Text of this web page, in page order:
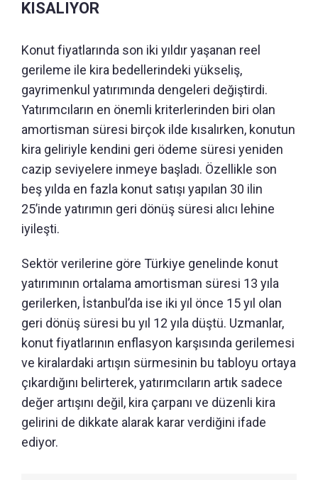
KISALIYOR
Konut fiyatlarında son iki yıldır yaşanan reel
gerileme ile kira bedellerindeki yükseliş,
gayrimenkul yatırımında dengeleri değiştirdi.
Yatırımcıların en önemli kriterlerinden biri olan
amortisman süresi birçok ilde kısalırken, konutun
kira geliriyle kendini geri ödeme süresi yeniden
cazip seviyelere inmeye başladı. Özellikle son
beş yılda en fazla konut satışı yapılan 30 ilin
25’inde yatırımın geri dönüş süresi alıcı lehine
iyileşti.
Sektör verilerine göre Türkiye genelinde konut
yatırımının ortalama amortisman süresi 13 yıla
gerilerken, İstanbul’da ise iki yıl önce 15 yıl olan
geri dönüş süresi bu yıl 12 yıla düştü. Uzmanlar,
konut fiyatlarının enflasyon karşısında gerilemesi
ve kiralardaki artışın sürmesinin bu tabloyu ortaya
çıkardığını belirterek, yatırımcıların artık sadece
değer artışını değil, kira çarpanı ve düzenli kira
gelirini de dikkate alarak karar verdiğini ifade
ediyor.